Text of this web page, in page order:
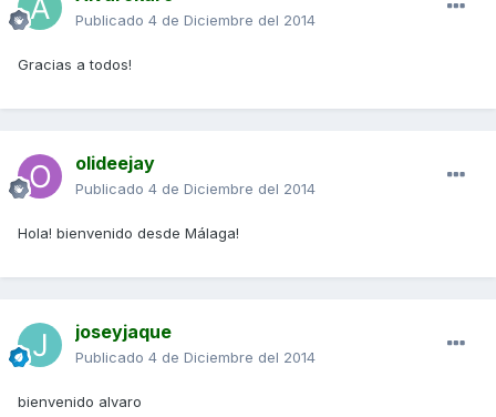
Publicado 4 de Diciembre del 2014
Gracias a todos!
olideejay
Publicado 4 de Diciembre del 2014
Hola! bienvenido desde Málaga!
joseyjaque
Publicado 4 de Diciembre del 2014
bienvenido alvaro